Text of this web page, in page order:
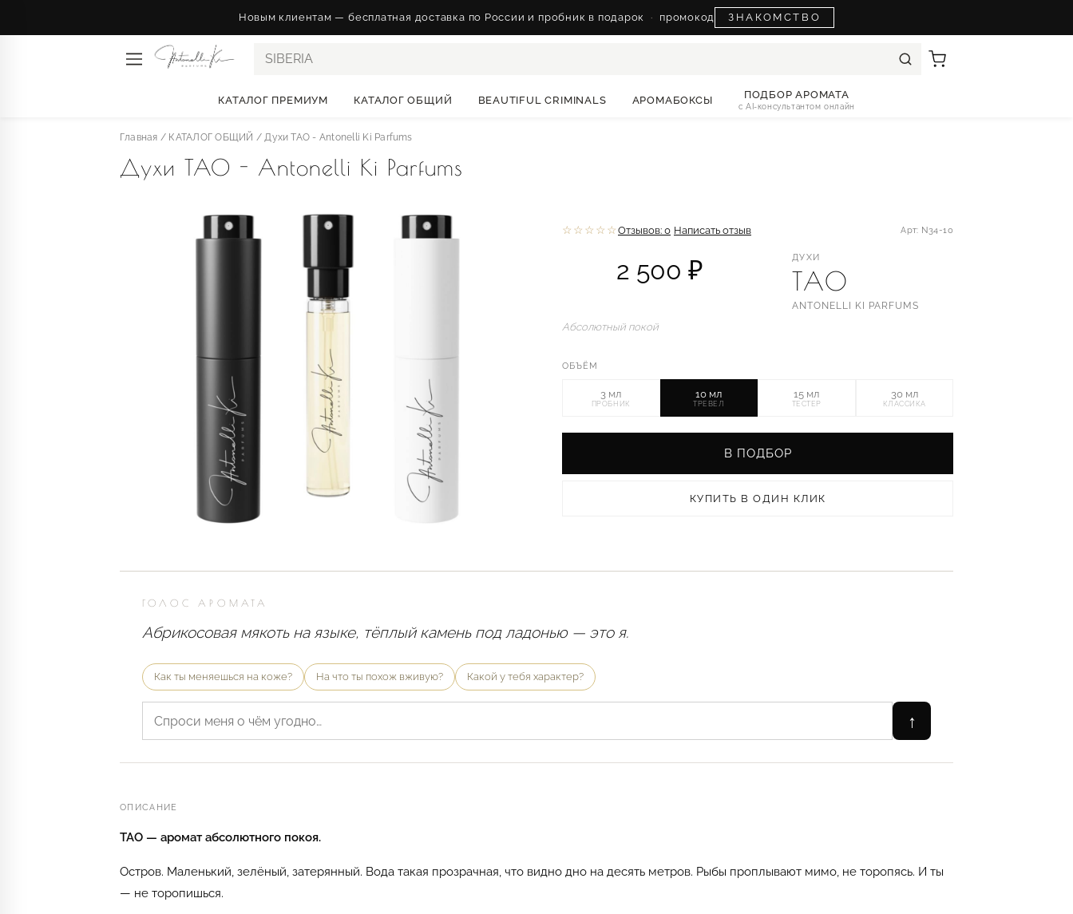
Новым клиентам — бесплатная доставка по России и пробник в подарок · промокод ЗНАКОМСТВО
КАТАЛОГ ПРЕМИУМ КАТАЛОГ ОБЩИЙ BEAUTIFUL CRIMINALS АРОМАБОКСЫ ПОДБОР АРОМАТА
с AI-консультантом онлайн
Главная / КАТАЛОГ ОБЩИЙ /Духи TAO - Antonelli Ki Parfums
Духи TAO - Antonelli Ki Parfums
☆☆☆☆☆ Отзывов: 0 Написать отзыв Арт: N34-10
2 500 ₽ ДУХИ
TAO
ANTONELLI KI PARFUMS
Абсолютный покой
ОБЪЁМ
3 мл
ПРОБНИК
10 мл
ТРЕВЕЛ
15 мл
ТЕСТЕР
30 мл
КЛАССИКА
В ПОДБОР
КУПИТЬ В ОДИН КЛИК
ГОЛОС АРОМАТА
Абрикосовая мякоть на языке, тёплый камень под ладонью — это я.
Как ты меняешься на коже? На что ты похож вживую? Какой у тебя характер?
↑
ОПИСАНИЕ
TAO — аромат абсолютного покоя.
Остров. Маленький, зелёный, затерянный. Вода такая прозрачная, что видно дно на десять метров. Рыбы проплывают мимо, не торопясь. И ты
— не торопишься.